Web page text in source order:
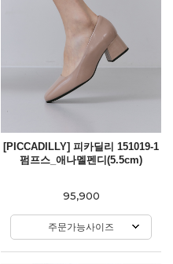
[PICCADILLY] 피카딜리 151019-1
펌프스_애나멜펜디(5.5cm)
95,900
주문가능사이즈